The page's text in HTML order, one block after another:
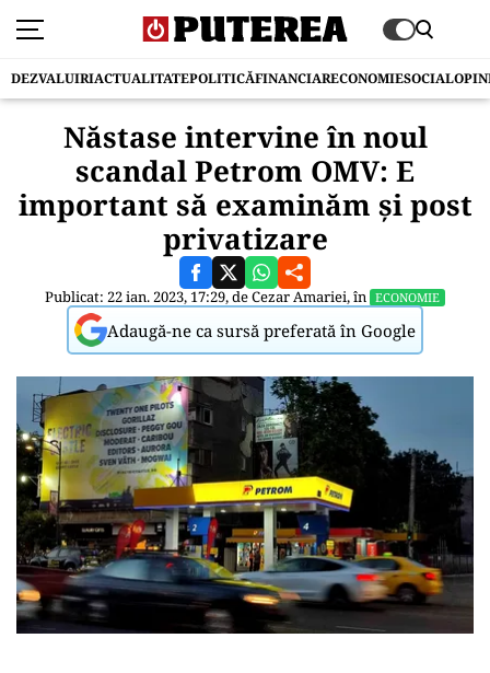
DEZVALUIRIACTUALITATEPOLITICĂFINANCIARECONOMIESOCIAL
Năstase intervine în noul
scandal Petrom OMV: E
important să examinăm și post
privatizare
Publicat: 22 ian. 2023, 17:29, deCezar Amariei, în ECONOMIE
Adaugă-ne ca sursă preferată în Google